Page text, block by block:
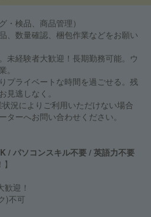
・検品、商品管理）
、数量確認、梱包作業などをお願い
未経験者大歓迎！長期勤務可能。ウ
プライベートな時間を過ごせる。残
見逃しなく。
況によりご利用いただけない場合
ターへお問い合わせください。
/ パソコンスキル不要 / 英語力不要
迎！
)不可